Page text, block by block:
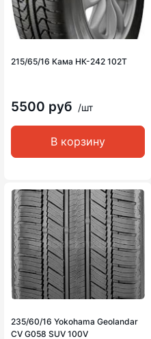
215/65/16 Кама НК-242 102Т
5500 руб /шт
В корзину
235/60/16 Yokohama Geolandar
CV G058 SUV 100V